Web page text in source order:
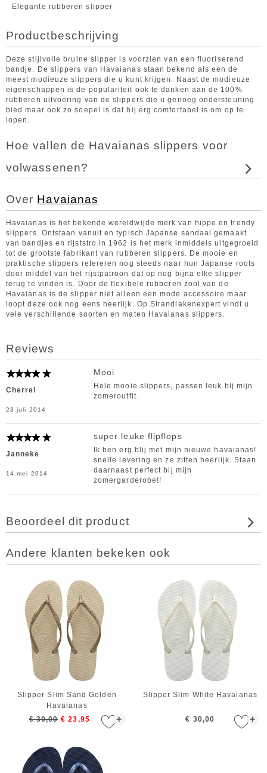
Elegante rubberen slipper
Productbeschrijving
Deze stijlvolle bruine slipper is voorzien van een fluoriserend
bandje. De slippers van Havaianas staan bekend als een de
meest modieuze slippers die u kunt krijgen. Naast de modieuze
eigenschappen is de populariteit ook te danken aan de 100%
rubberen uitvoering van de slippers die u genoeg ondersteuning
bied maar ook zo soepel is dat hij erg comfortabel is om op te
lopen.
Hoe vallen de Havaianas slippers voor
volwassenen?
Over Havaianas
Havaianas is het bekende wereldwijde merk van hippe en trendy
slippers. Ontstaan vanuit en typisch Japanse sandaal gemaakt
van bandjes en rijststro in 1962 is het merk inmiddels uitgegroeid
tot de grootste fabrikant van rubberen slippers. De mooie en
praktische slippers refereren nog steeds naar hun Japanse roots
door middel van het rijstpatroon dat op nog bijna elke slipper
terug te vinden is. Door de flexibele rubberen zool van de
Havaianas is de slipper niet alleen een mode accessoire maar
loopt deze ook nog eens heerlijk. Op Strandlakenexpert vindt u
vele verschillende soorten en maten Havaianas slippers.
Reviews
Cherrel
23 juli 2014
Mooi
Hele mooie slippers, passen leuk bij mijn
zomeroutfit.
Janneke
14 mei 2014
super leuke flipflops
Ik ben erg blij met mijn nieuwe havaianas!
snelle levering en ze zitten heerlijk. Staan
daarnaast perfect bij mijn
zomergarderobe!!
Beoordeel dit product
Andere klanten bekeken ook
+
Slipper Slim Sand Golden
Havaianas
€ 30,00 € 23,95 +
Slipper Slim White Havaianas
€ 30,00